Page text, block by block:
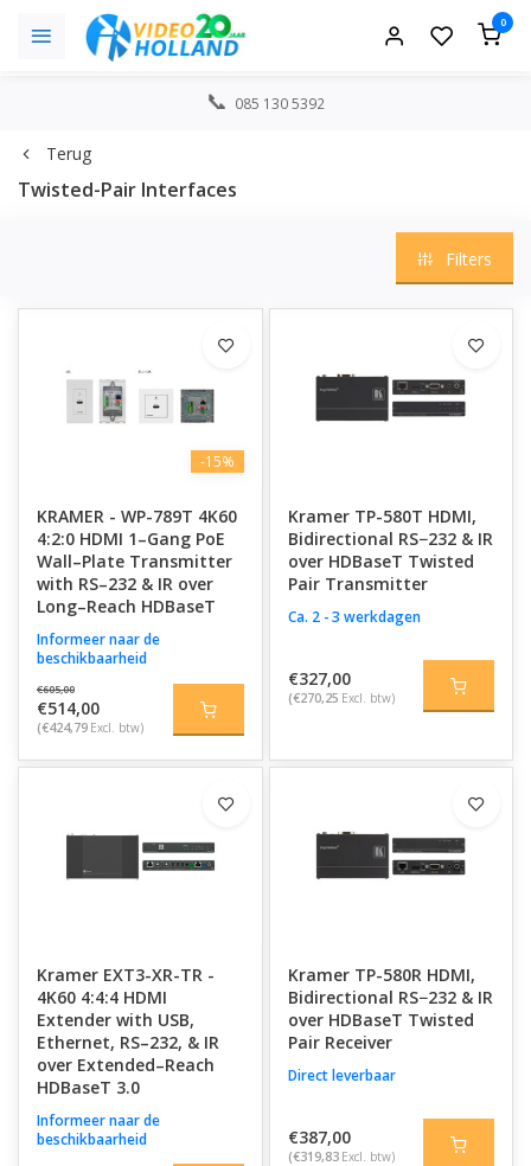
0
085 130 5392
Terug
Twisted-Pair Interfaces
Filters
-15%
KRAMER - WP-789T 4K60
4:2:0 HDMI 1–Gang PoE
Wall–Plate Transmitter
with RS–232 & IR over
Long–Reach HDBaseT
Informeer naar de
beschikbaarheid
€605,00
€514,00
(€424,79 Excl. btw)
Kramer TP-580T HDMI,
Bidirectional RS−232 & IR
over HDBaseT Twisted
Pair Transmitter
Ca. 2 - 3 werkdagen
€327,00
(€270,25 Excl. btw)
Kramer EXT3-XR-TR -
4K60 4:4:4 HDMI
Extender with USB,
Ethernet, RS–232, & IR
over Extended–Reach
HDBaseT 3.0
Informeer naar de
beschikbaarheid
Kramer TP-580R HDMI,
Bidirectional RS−232 & IR
over HDBaseT Twisted
Pair Receiver
Direct leverbaar
€387,00
(€319,83 Excl. btw)